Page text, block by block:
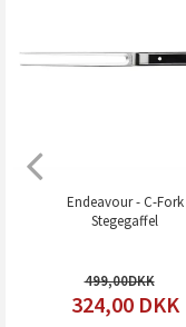
Endeavour - C-Fork
Stegegaffel
499,00
324,00 DKK